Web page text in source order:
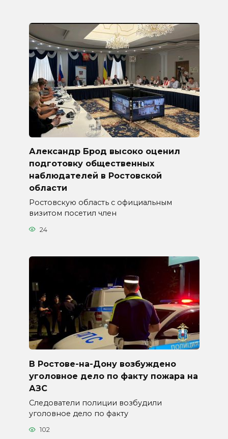
Александр Брод высоко оценил
подготовку общественных
наблюдателей в Ростовской
области
Ростовскую область с официальным
визитом посетил член
24
В Ростове-на-Дону возбуждено
уголовное дело по факту пожара на
АЗС
Следователи полиции возбудили
уголовное дело по факту
102